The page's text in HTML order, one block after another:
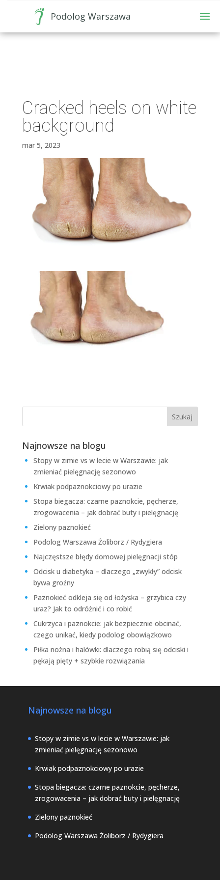
Podolog Warszawa
Cracked heels on white
background
mar 5, 2023
Najnowsze na blogu
Stopy w zimie vs w lecie w Warszawie: jak
zmieniać pielęgnację sezonowo
Krwiak podpaznokciowy po urazie
Stopa biegacza: czarne paznokcie, pęcherze,
zrogowacenia – jak dobrać buty i pielęgnację
Zielony paznokieć
Podolog Warszawa Żoliborz / Rydygiera
Najczęstsze błędy domowej pielęgnacji stóp
Odcisk u diabetyka – dlaczego „zwykły” odcisk
bywa groźny
Paznokieć odkleja się od łożyska – grzybica czy
uraz? Jak to odróżnić i co robić
Cukrzyca i paznokcie: jak bezpiecznie obcinać,
czego unikać, kiedy podolog obowiązkowo
Piłka nożna i halówki: dlaczego robią się odciski i
pękają pięty + szybkie rozwiązania
Najnowsze na blogu
Stopy w zimie vs w lecie w Warszawie: jak
zmieniać pielęgnację sezonowo
Krwiak podpaznokciowy po urazie
Stopa biegacza: czarne paznokcie, pęcherze,
zrogowacenia – jak dobrać buty i pielęgnację
Zielony paznokieć
Podolog Warszawa Żoliborz / Rydygiera